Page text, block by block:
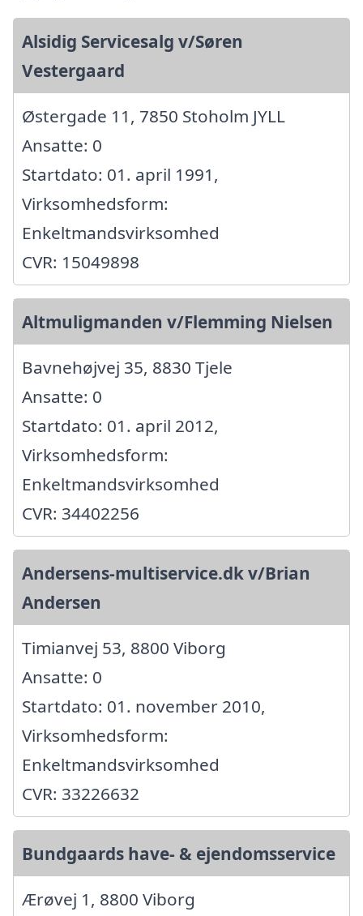
Alsidig Servicesalg v/Søren
Vestergaard
Østergade 11, 7850 Stoholm JYLL
Ansatte: 0
Startdato: 01. april 1991,
Virksomhedsform:
Enkeltmandsvirksomhed
CVR: 15049898
Altmuligmanden v/Flemming Nielsen
Bavnehøjvej 35, 8830 Tjele
Ansatte: 0
Startdato: 01. april 2012,
Virksomhedsform:
Enkeltmandsvirksomhed
CVR: 34402256
Andersens-multiservice.dk v/Brian
Andersen
Timianvej 53, 8800 Viborg
Ansatte: 0
Startdato: 01. november 2010,
Virksomhedsform:
Enkeltmandsvirksomhed
CVR: 33226632
Bundgaards have- & ejendomsservice
Ærøvej 1, 8800 Viborg